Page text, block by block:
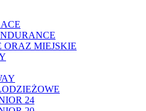
MIEJSKIE
24